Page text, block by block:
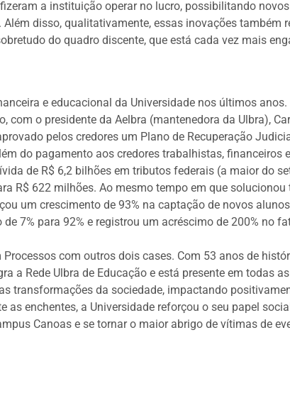
a instituição operar no lucro, possibilitando
disso, qualitativamente, essas inovações também
do quadro discente, que está cada vez mais
e educacional da Universidade nos últimos
com o presidente da Aelbra (mantenedora da Ulbra),
pelos credores um Plano de Recuperação
do pagamento aos credores trabalhistas, financeiros
de R$ 6,2 bilhões em tributos federais (a maior do
R$ 622 milhões. Ao mesmo tempo em que solucionou
um crescimento de 93% na captação de novos
7% para 92% e registrou um acréscimo de 200% no
com outros dois cases. Com 53 anos de
a Rede Ulbra de Educação e está presente em todas
transformações da sociedade, impactando
as enchentes, a Universidade reforçou o seu papel
Canoas e se tornar o maior abrigo de vítimas de